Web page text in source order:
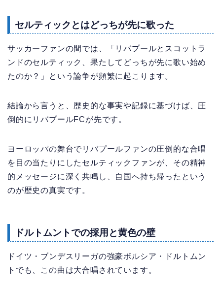
セルティックとはどっちが先に歌った
サッカーファンの間では、「リバプールとスコットラ
ンドのセルティック、果たしてどっちが先に歌い始め
たのか？」という論争が頻繁に起こります。
結論から言うと、歴史的な事実や記録に基づけば、圧
倒的にリバプールFCが先です。
ヨーロッパの舞台でリバプールファンの圧倒的な合唱
を目の当たりにしたセルティックファンが、その精神
的メッセージに深く共鳴し、自国へ持ち帰ったという
のが歴史の真実です。
ドルトムントでの採用と黄色の壁
ドイツ・ブンデスリーガの強豪ボルシア・ドルトムン
トでも、この曲は大合唱されています。